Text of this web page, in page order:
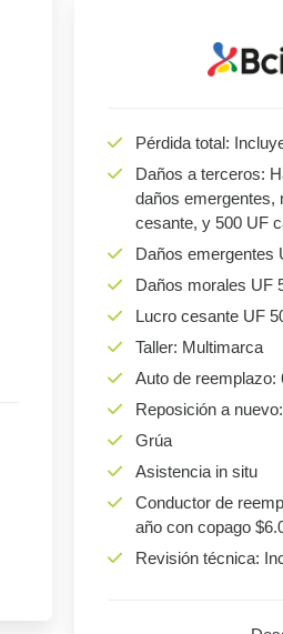
Pérdida total:
Daños a terceros:
daños emergentes,
cesante, y 500 UF
Daños emergentes
Daños morales UF
Lucro cesante UF
Taller: Multimarca
Auto de reemplazo:
Reposición a
Grúa
Asistencia in situ
Conductor de
año con copago
Revisión técnica: